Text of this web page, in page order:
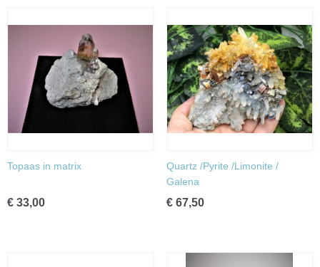
Topaas in matrix
€ 33,00
Quartz /Pyrite /Limonite /
Galena
€ 67,50